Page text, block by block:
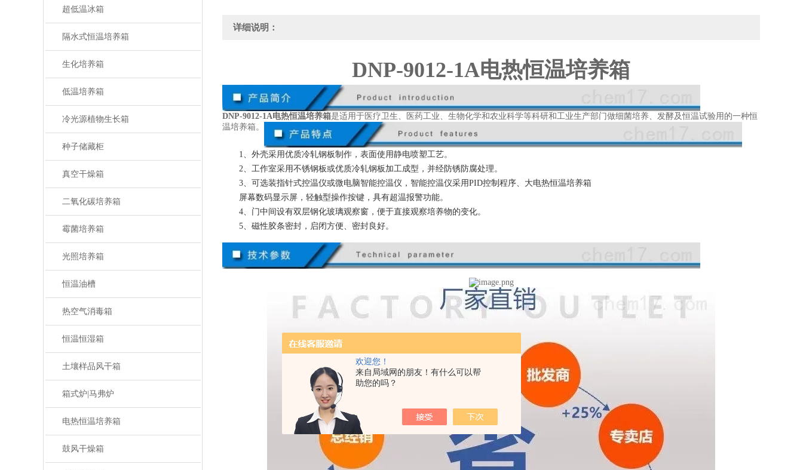
欢迎您！
来自局域网的朋友！有什么可以帮
助您的吗？
超低温冰箱
隔水式恒温培养箱
生化培养箱
低温培养箱
冷光源植物生长箱
种子储藏柜
真空干燥箱
二氧化碳培养箱
霉菌培养箱
光照培养箱
恒温油槽
热空气消毒箱
恒温恒湿箱
土壤样品风干箱
箱式炉|马弗炉
电热恒温培养箱
鼓风干燥箱
详细说明：
DNP-9012-1A电热恒温培养箱
DNP-9012-1A电热恒温培养箱是适用于医疗卫生、医药工业、生物化学和农业科学等科研和工业生产部门做细菌培养、发酵及恒温试验用的一种恒
温培养箱。
1、外壳采用优质冷轧钢板制作，表面使用静电喷塑工艺。
2、工作室采用不锈钢板或优质冷轧钢板加工成型，并经防锈防腐处理。
3、可选装指针式控温仪或微电脑智能控温仪，智能控温仪采用PID控制程序、大电热恒温培养箱
屏幕数码显示屏，轻触型操作按键，具有超温报警功能。
4、门中间设有双层钢化玻璃观察窗，便于直接观察培养物的变化。
5、磁性胶条密封，启闭方便、密封良好。